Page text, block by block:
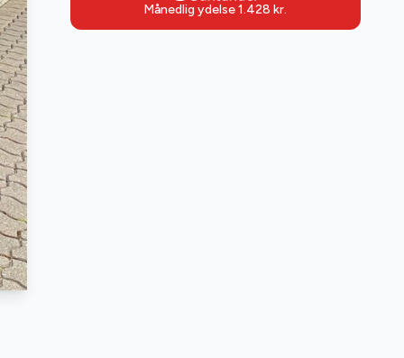
Månedlig ydelse1.428 kr.